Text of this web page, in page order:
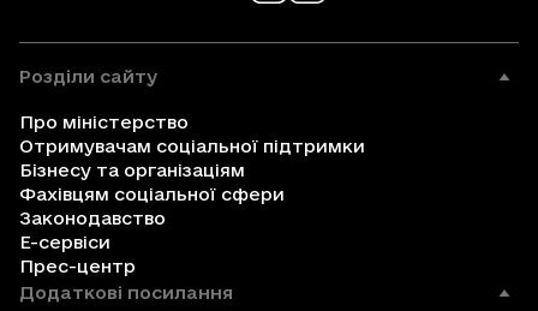
Розділи сайту
Про міністерство
Отримувачам соціальної підтримки
Бізнесу та організаціям
Фахівцям соціальної сфери
Законодавство
Е-сервіси
Прес-центр
Додаткові посилання